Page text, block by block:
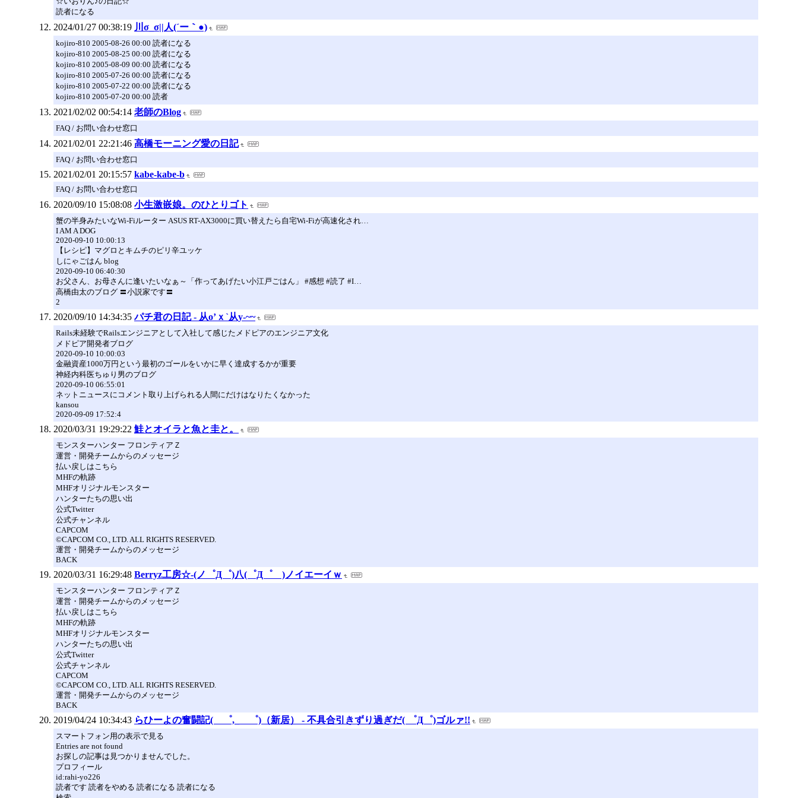
読者になる
2024/01/27 00:38:19 川σ_σ||人(´ー｀●)
kojiro-810 2005-08-26 00:00 読者になる
kojiro-810 2005-08-25 00:00 読者になる
kojiro-810 2005-08-09 00:00 読者になる
kojiro-810 2005-07-26 00:00 読者になる
kojiro-810 2005-07-22 00:00 読者になる
kojiro-810 2005-07-20 00:00 読者
2021/02/02 00:54:14 老師のBlog
FAQ / お問い合わせ窓口
2021/02/01 22:21:46 高橋モーニング愛の日記
FAQ / お問い合わせ窓口
2021/02/01 20:15:57 kabe-kabe-b
FAQ / お問い合わせ窓口
2020/09/10 15:08:08 小生激嵌娘。のひとりゴト
蟹の半身みたいなWi-Fiルーター ASUS RT-AX3000に買い替えたら自宅Wi-Fiが高速化され…
I AM A DOG
2020-09-10 10:00:13
【レシピ】マグロとキムチのピリ辛ユッケ
しにゃごはん blog
2020-09-10 06:40:30
お父さん、お母さんに逢いたいなぁ～「作ってあげたい小江戸ごはん」 #感想 #読了 #I…
高橋由太のブログ 〓小説家です〓
2
2020/09/10 14:34:35 パチ君の日記 - 从o’ｘ`从y-~~
Rails未経験でRailsエンジニアとして入社して感じたメドピアのエンジニア文化
メドピア開発者ブログ
2020-09-10 10:00:03
金融資産1000万円という最初のゴールをいかに早く達成するかが重要
神経内科医ちゅり男のブログ
2020-09-10 06:55:01
ネットニュースにコメント取り上げられる人間にだけはなりたくなかった
kansou
2020-09-09 17:52:4
2020/03/31 19:29:22 鮭とオイラと魚と圭と。
モンスターハンター フロンティアＺ
運営・開発チームからのメッセージ
払い戻しはこちら
MHFの軌跡
MHFオリジナルモンスター
ハンターたちの思い出
公式Twitter
公式チャンネル
CAPCOM
©CAPCOM CO., LTD. ALL RIGHTS RESERVED.
運営・開発チームからのメッセージ
BACK
2020/03/31 16:29:48 Berryz工房☆-(ノ゜Д゜)八(゜Д゜ )ノイエーイｗ
モンスターハンター フロンティアＺ
運営・開発チームからのメッセージ
払い戻しはこちら
MHFの軌跡
MHFオリジナルモンスター
ハンターたちの思い出
公式Twitter
公式チャンネル
CAPCOM
©CAPCOM CO., LTD. ALL RIGHTS RESERVED.
運営・開発チームからのメッセージ
BACK
2019/04/24 10:34:43 らひーよの奮闘記( ゜,_ゝ゜)（新居） - 不具合引きずり過ぎだ( ゜Д゜)ゴルァ!!
スマートフォン用の表示で見る
Entries are not found
お探しの記事は見つかりませんでした。
プロフィール
id:rahi-yo226
読者です 読者をやめる 読者になる 読者になる